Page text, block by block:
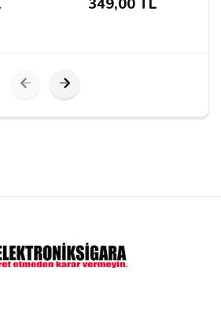
salt likitlerde kaç mg